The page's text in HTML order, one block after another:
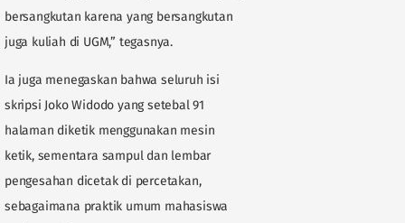
bersangkutan karena yang bersangkutan
juga kuliah di UGM,” tegasnya.
Ia juga menegaskan bahwa seluruh isi
skripsi Joko Widodo yang setebal 91
halaman diketik menggunakan mesin
ketik, sementara sampul dan lembar
pengesahan dicetak di percetakan,
sebagaimana praktik umum mahasiswa